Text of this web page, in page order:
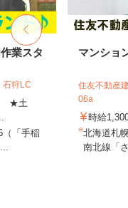
業スタ
狩LC
★土
（「手稲
マンショ
住友不動産
06a
時給
北海道札
南北線「